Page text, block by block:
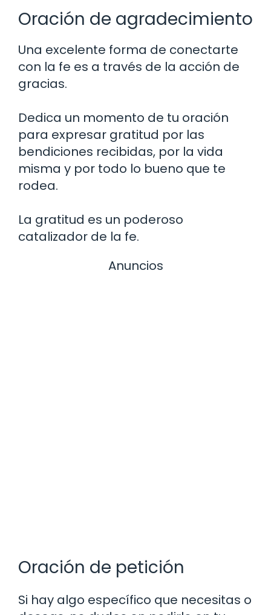
Oración de agradecimiento
Una excelente forma de conectarte
con la fe es a través de la acción de
gracias.
Dedica un momento de tu oración
para expresar gratitud por las
bendiciones recibidas, por la vida
misma y por todo lo bueno que te
rodea.
La gratitud es un poderoso
catalizador de la fe.
Anuncios
Oración de petición
Si hay algo específico que necesitas o